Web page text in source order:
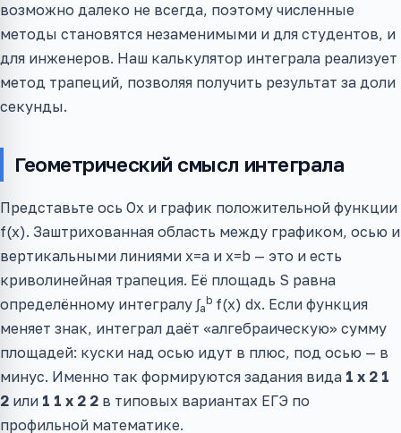
возможно далеко не всегда, поэтому численные
методы становятся незаменимыми и для студентов, и
для инженеров. Наш калькулятор интеграла реализует
метод трапеций, позволяя получить результат за доли
секунды.
Геометрический смысл интеграла
Представьте ось Ox и график положительной функции
f(x). Заштрихованная область между графиком, осью и
вертикальными линиями x=a и x=b — это и есть
криволинейная трапеция. Её площадь S равна
определённому интегралу ∫a
b f(x) dx. Если функция
меняет знак, интеграл даёт «алгебраическую» сумму
площадей: куски над осью идут в плюс, под осью — в
минус. Именно так формируются задания вида 1 x 2 1
2 или 1 1 x 2 2 в типовых вариантах ЕГЭ по
профильной математике.